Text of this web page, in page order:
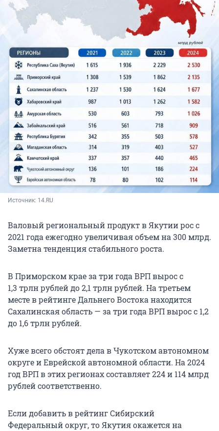
Источник: 14.RU
Валовый региональный продукт в Якутии рос с
2021 года ежегодно увеличивая объем на 300 млрд.
Заметна тенденция стабильного роста.
В Приморском крае за три года ВРП вырос с
1,3 трлн рублей до 2,1 трлн рублей. На третьем
месте в рейтинге Дальнего Востока находится
Сахалинская область — за три года ВРП вырос с 1,2
до 1,6 трлн рублей.
Хуже всего обстоят дела в Чукотском автономном
округе и Еврейской автономной области. На 2024
год ВРП в этих регионах составляет 224 и 114 млрд
рублей соответственно.
Если добавить в рейтинг Сибирский
Федеральный округ, то Якутия окажется на